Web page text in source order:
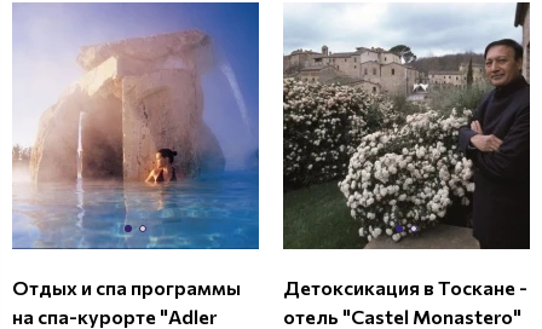
Отдых и спа программы
на спа-курорте "Adler
Детоксикация в Тоскане -
отель "Castel Monastero"